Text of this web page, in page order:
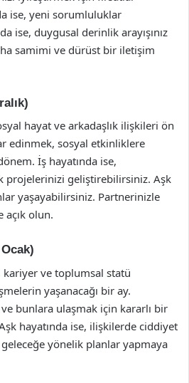
ise, yeni sorumluluklar
ise, duygusal derinlik arayışınız
samimi ve dürüst bir iletişim
hayat ve arkadaşlık ilişkileri ön
edinmek, sosyal etkinliklere
İş hayatında ise,
projelerinizi geliştirebilirsiniz. Aşk
yaşayabilirsiniz. Partnerinizle
olun.
ve toplumsal statü
yaşanacağı bir ay.
bunlara ulaşmak için kararlı bir
hayatında ise, ilişkilerde ciddiyet
yönelik planlar yapmaya